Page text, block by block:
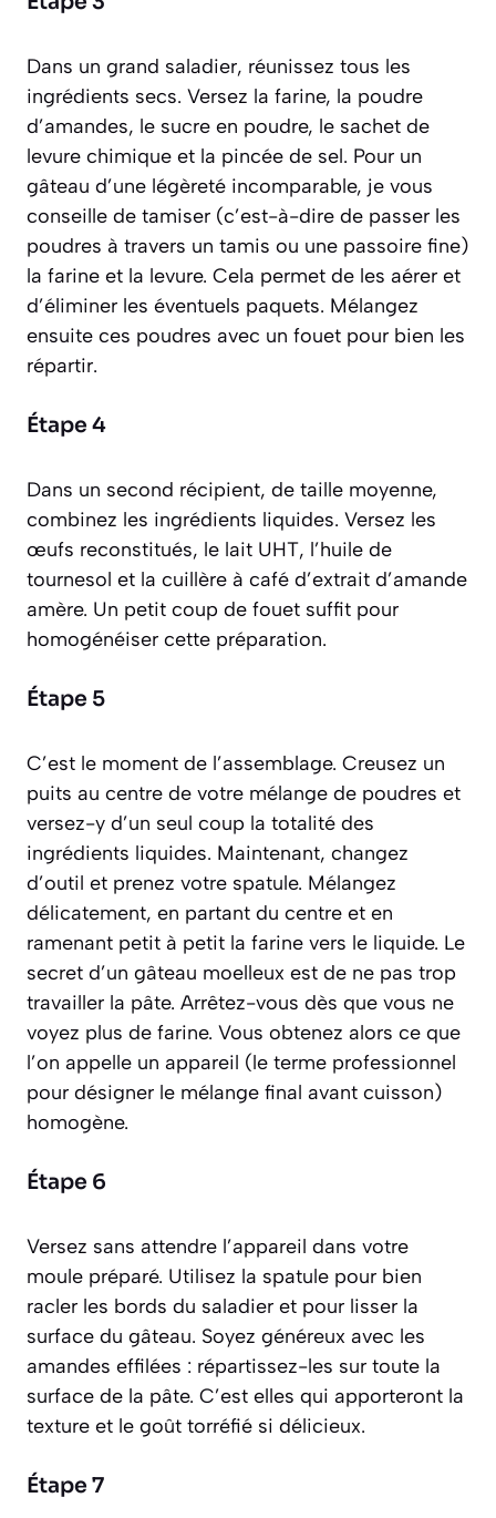
Dans un grand saladier, réunissez tous les
ingrédients secs. Versez la farine, la poudre
d’amandes, le sucre en poudre, le sachet de
levure chimique et la pincée de sel. Pour un
gâteau d’une légèreté incomparable, je vous
conseille de tamiser (c’est-à-dire de passer les
poudres à travers un tamis ou une passoire fine)
la farine et la levure. Cela permet de les aérer et
d’éliminer les éventuels paquets. Mélangez
ensuite ces poudres avec un fouet pour bien les
répartir.
Étape 4
Dans un second récipient, de taille moyenne,
combinez les ingrédients liquides. Versez les
œufs reconstitués, le lait UHT, l’huile de
tournesol et la cuillère à café d’extrait d’amande
amère. Un petit coup de fouet suffit pour
homogénéiser cette préparation.
Étape 5
C’est le moment de l’assemblage. Creusez un
puits au centre de votre mélange de poudres et
versez-y d’un seul coup la totalité des
ingrédients liquides. Maintenant, changez
d’outil et prenez votre spatule. Mélangez
délicatement, en partant du centre et en
ramenant petit à petit la farine vers le liquide. Le
secret d’un gâteau moelleux est de ne pas trop
travailler la pâte. Arrêtez-vous dès que vous ne
voyez plus de farine. Vous obtenez alors ce que
l’on appelle un appareil (le terme professionnel
pour désigner le mélange final avant cuisson)
homogène.
Étape 6
Versez sans attendre l’appareil dans votre
moule préparé. Utilisez la spatule pour bien
racler les bords du saladier et pour lisser la
surface du gâteau. Soyez généreux avec les
amandes effilées : répartissez-les sur toute la
surface de la pâte. C’est elles qui apporteront la
texture et le goût torréfié si délicieux.
Étape 7